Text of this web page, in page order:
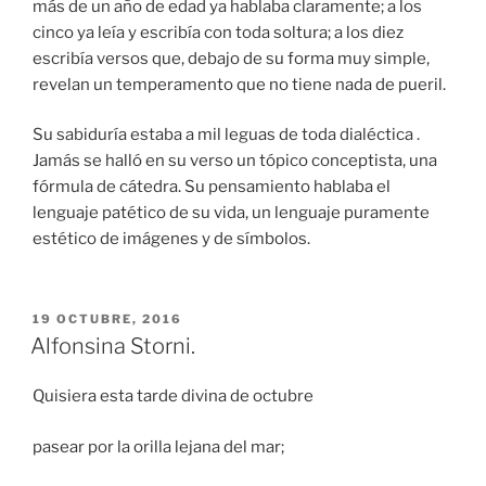
más de un año de edad ya hablaba claramente; a los
cinco ya leía y escribía con toda soltura; a los diez
escribía versos que, debajo de su forma muy simple,
revelan un temperamento que no tiene nada de pueril.
Su sabiduría estaba a mil leguas de toda dialéctica .
Jamás se halló en su verso un tópico conceptista, una
fórmula de cátedra. Su pensamiento hablaba el
lenguaje patético de su vida, un lenguaje puramente
estético de imágenes y de símbolos.
PUBLICADO
EL
19 OCTUBRE, 2016
Alfonsina Storni.
Quisiera esta tarde divina de octubre
pasear por la orilla lejana del mar;